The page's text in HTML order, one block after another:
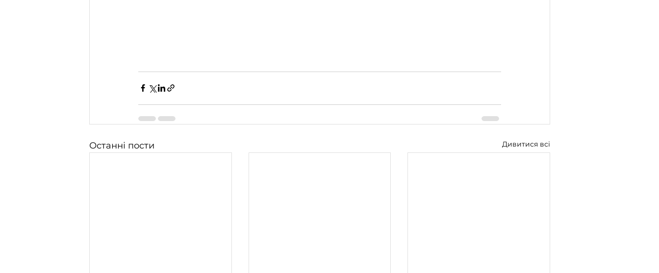
Останні пости Дивитися всі